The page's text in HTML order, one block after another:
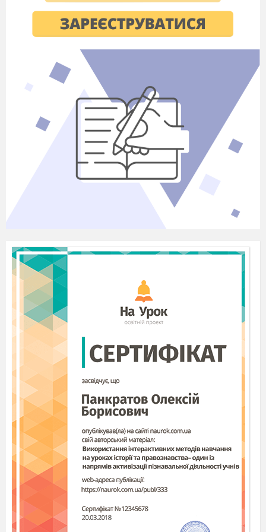
загально- пізнавальні вміння:
робить висновок – узагальнення за
допомогою вчителя;
контрольно-оцінні вміння:
- висловлює оцінні судження щодо якості
своєї роботи та інших завдань;
інформаційно-комунікативна:
- знаходить у тексті конкретні відомості;
- працює з медіа ресурсами;
загальнокультурна:
- дотримується правил поведінки на уроці;
здоров’язбережувальна:
- розпізнає правильне і неправильне сидіння
за партою;
презентація ,ресурси інтернет.
Вправа « Що моя річ знає про мене»
Лунає музика, оповіщаючи початок уроку.
Оберіть цеглинку за кольором
відповідно вашого настрою.
Уявіть себе цеглинкою. Від імені
кубика розкажіть щось про себе: свої
захоплення, переживання, страхи,
щоденні справи. Будь - що. А також
скажіть, чому саме обрали такий колір
цеглинки?
А я вам роздала сонечка .Напишіть на
них свої страхи та переживання одним
двома словами і ми їх заховаємо в
«філіжаночку чудового настрою».
Хай вона забере всі наші негаразди і
подарує гарний настрій на весь день.
Щоденні новини(синоптик)